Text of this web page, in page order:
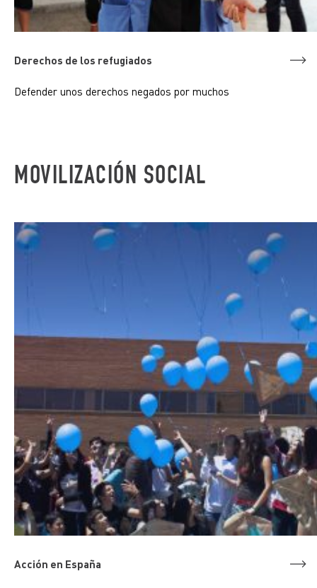
Derechos de los refugiados
Defender unos derechos negados por muchos
MOVILIZACIÓN SOCIAL
Acción en España